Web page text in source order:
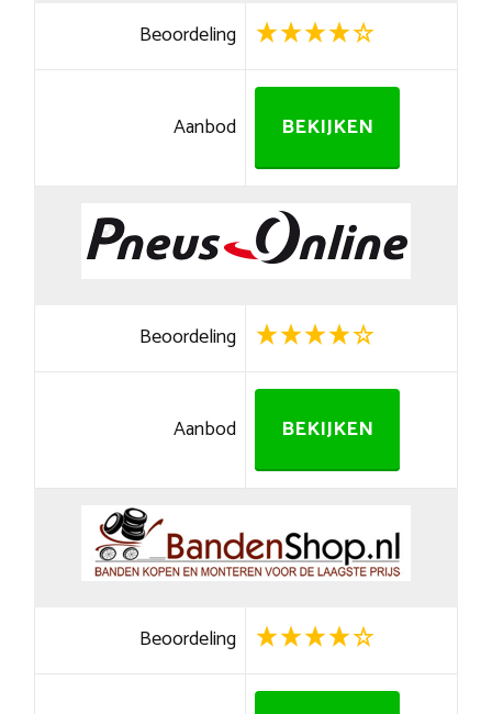
Beoordeling
Aanbod BEKIJKEN
Beoordeling
Aanbod BEKIJKEN
Beoordeling